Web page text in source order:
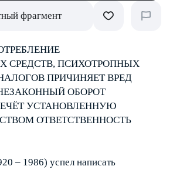
фрагмент
СРЕДСТВ, ПСИХОТРОПНЫХ
ПРИЧИНЯЕТ ВРЕД
ОБОРОТ
УСТАНОВЛЕННУЮ
ОТВЕТСТВЕННОСТЬ
– 1986) успел написать